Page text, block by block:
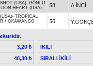
(USA)- GÖNLÜ
LION HEART (USA) 58 A.İNCİ
- TROPICAL
/ OKAWANGO
56
3,20 ₺
40,30 ₺
İKİLİ
SIRALI İKİLİ